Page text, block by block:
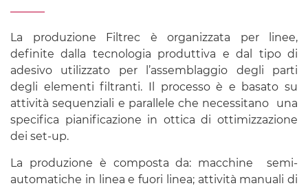
La produzione Filtrec è organizzata per linee,
definite dalla tecnologia produttiva e dal tipo di
adesivo utilizzato per l’assemblaggio degli parti
degli elementi filtranti. Il processo è e basato su
attività sequenziali e parallele che necessitano una
specifica pianificazione in ottica di ottimizzazione
dei set-up.
La produzione è composta da: macchine semi-
automatiche in linea e fuori linea; attività manuali di